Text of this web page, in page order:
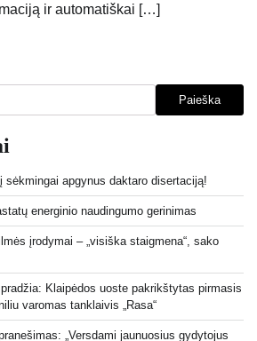
ir automatiškai […]
Paieška
sėkmingai apgynus daktaro disertaciją!
energinio naudingumo gerinimas
įrodymai – „visiška staigmena“, sako
Klaipėdos uoste pakrikštytas pirmasis
varomas tanklaivis „Rasa“
„Versdami jaunuosius gydytojus